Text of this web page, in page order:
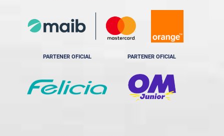
PARTENER OFICIAL PARTENER OFICIAL